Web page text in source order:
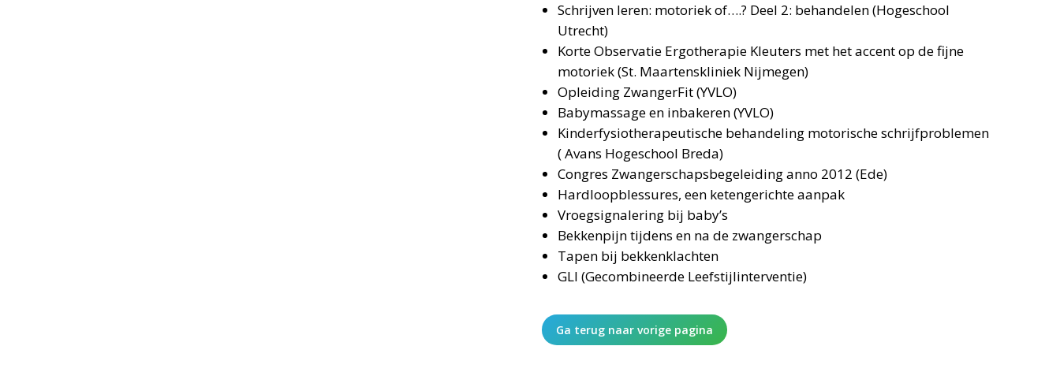
Schrijven leren: motoriek of….? Deel 2: behandelen (Hogeschool
Utrecht)
Korte Observatie Ergotherapie Kleuters met het accent op de fijne
motoriek (St. Maartenskliniek Nijmegen)
Opleiding ZwangerFit (YVLO)
Babymassage en inbakeren (YVLO)
Kinderfysiotherapeutische behandeling motorische schrijfproblemen
( Avans Hogeschool Breda)
Congres Zwangerschapsbegeleiding anno 2012 (Ede)
Hardloopblessures, een ketengerichte aanpak
Vroegsignalering bij baby’s
Bekkenpijn tijdens en na de zwangerschap
Tapen bij bekkenklachten
GLI (Gecombineerde Leefstijlinterventie)
Ga terug naar vorige pagina